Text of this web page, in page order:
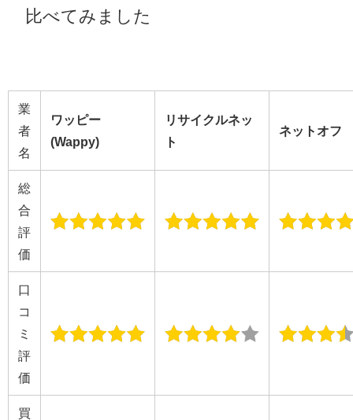
比べてみました
業
者
名
ワッピー
(Wappy)
リサイクルネッ
ト
ネットオフ
総
合
評
価
口
コ
ミ
評
価
買